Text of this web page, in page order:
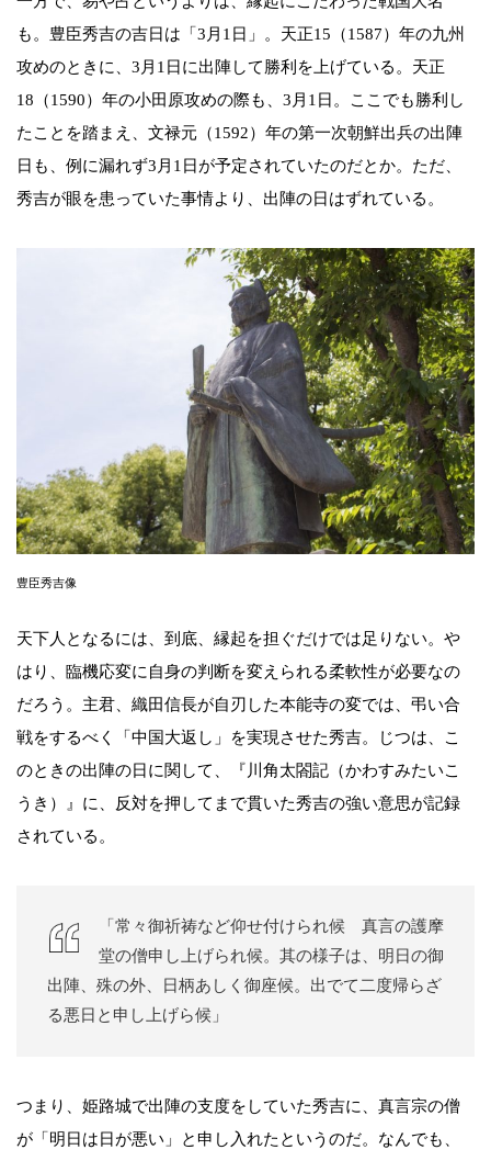
も。豊臣秀吉の吉日は「3月1日」。天正15（1587）年の九州
攻めのときに、3月1日に出陣して勝利を上げている。天正
18（1590）年の小田原攻めの際も、3月1日。ここでも勝利し
たことを踏まえ、文禄元（1592）年の第一次朝鮮出兵の出陣
日も、例に漏れず3月1日が予定されていたのだとか。ただ、
秀吉が眼を患っていた事情より、出陣の日はずれている。
豊臣秀吉像
天下人となるには、到底、縁起を担ぐだけでは足りない。や
はり、臨機応変に自身の判断を変えられる柔軟性が必要なの
だろう。主君、織田信長が自刃した本能寺の変では、弔い合
戦をするべく「中国大返し」を実現させた秀吉。じつは、こ
のときの出陣の日に関して、『川角太閤記（かわすみたいこ
うき）』に、反対を押してまで貫いた秀吉の強い意思が記録
されている。
「常々御祈祷など仰せ付けられ候 真言の護摩
堂の僧申し上げられ候。其の様子は、明日の御
出陣、殊の外、日柄あしく御座候。出でて二度帰らざ
る悪日と申し上げら候」
つまり、姫路城で出陣の支度をしていた秀吉に、真言宗の僧
が「明日は日が悪い」と申し入れたというのだ。なんでも、